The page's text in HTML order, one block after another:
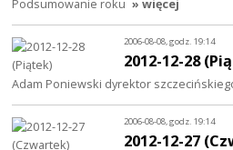
Podsumowanie roku » więcej
2006-08-08, godz. 19:14
2012-12-28
Adam Poniewski dyrektor
2006-08-08, godz. 19:14
2012-12-27